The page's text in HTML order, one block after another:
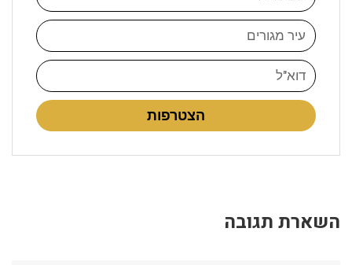
הצטרפות
השארת תגובה